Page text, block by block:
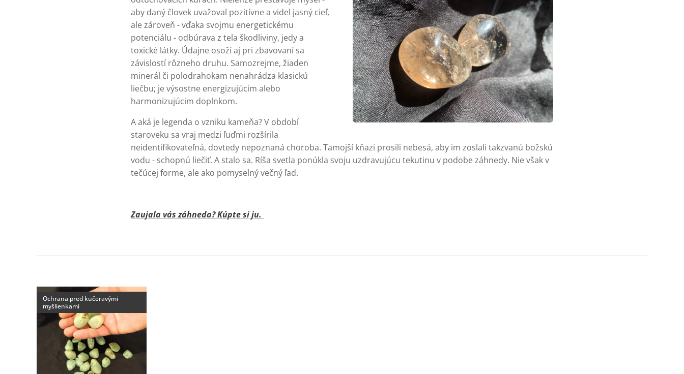
aby daný človek uvažoval pozitívne a videl jasný cieľ,
ale zároveň - vďaka svojmu energetickému
potenciálu - odbúrava z tela škodliviny, jedy a
toxické látky. Údajne osoží aj pri zbavovaní sa
závislostí rôzneho druhu. Samozrejme, žiaden
minerál či polodrahokam nenahrádza klasickú
liečbu; je výsostne energizujúcim alebo
harmonizujúcim doplnkom.
A aká je legenda o vzniku kameňa? V období
staroveku sa vraj medzi ľuďmi rozšírila
neidentifikovateľná, dovtedy nepoznaná choroba. Tamojší kňazi prosili nebesá, aby im zoslali takzvanú božskú
vodu - schopnú liečiť. A stalo sa. Ríša svetla ponúkla svoju uzdravujúcu tekutinu v podobe záhnedy. Nie však v
tečúcej forme, ale ako pomyselný večný ľad.
Zaujala vás záhneda? Kúpte si ju.
Ochrana pred kučeravými
myšlienkami